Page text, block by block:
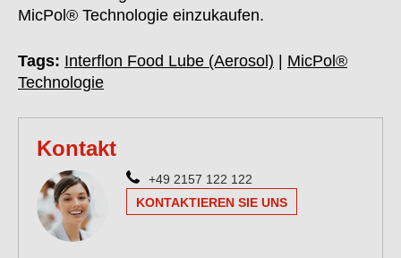
MicPol® Technologie einzukaufen.
Tags: Interflon Food Lube (Aerosol)
MicPol®
Technologie
Kontakt
+49 2157 122 122
KONTAKTIEREN SIE UNS